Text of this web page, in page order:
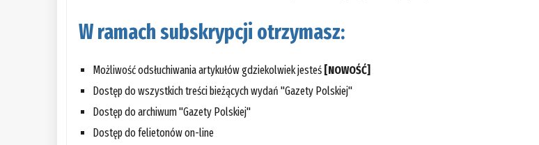
W ramach subskrypcji otrzymasz:
Możliwość odsłuchiwania artykułów gdziekolwiek jesteś [NOWOŚĆ]
Dostęp do wszystkich treści bieżących wydań "Gazety Polskiej"
Dostęp do archiwum "Gazety Polskiej"
Dostęp do felietonów on-line